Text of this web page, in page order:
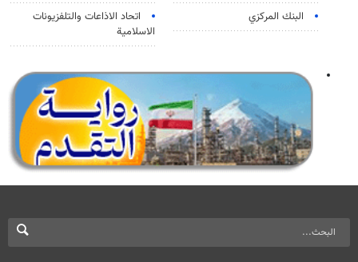
البنك المركزي
اتحاد الاذاعات والتلفزيونات
الاسلامية